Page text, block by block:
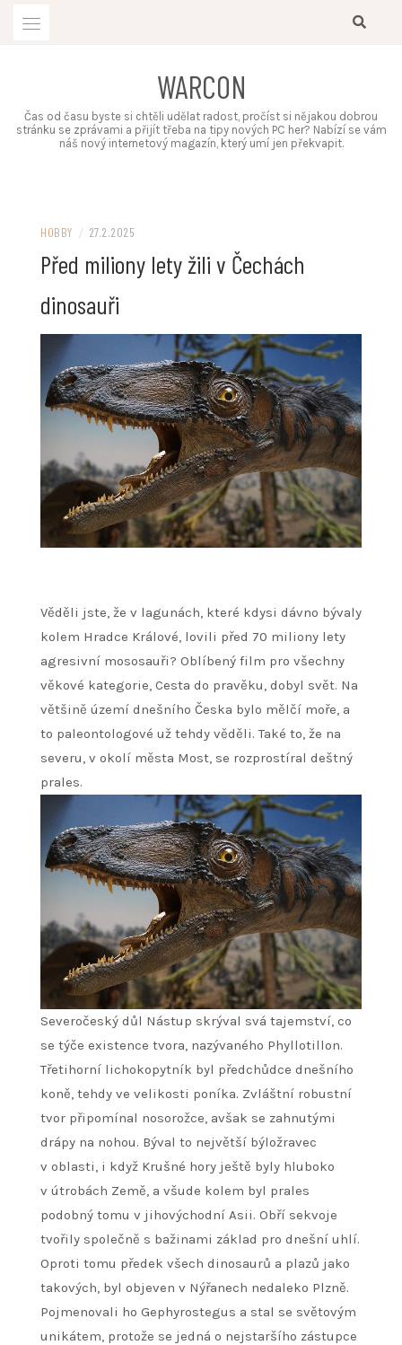
WARCON
Čas od času byste si chtěli udělat radost, pročíst si nějakou dobrou
stránku se zprávami a přijít třeba na tipy nových PC her? Nabízí se vám
náš nový internetový magazín, který umí jen překvapit.
HOBBY / 27.2.2025
Před miliony lety žili v Čechách
dinosauři
Věděli jste, že v lagunách, které kdysi dávno bývaly
kolem Hradce Králové, lovili před 70 miliony lety
agresivní mososauři? Oblíbený film pro všechny
věkové kategorie, Cesta do pravěku, dobyl svět. Na
většině území dnešního Česka bylo mělčí moře, a
to paleontologové už tehdy věděli. Také to, že na
severu, v okolí města Most, se rozprostíral deštný
prales.
Severočeský důl Nástup skrýval svá tajemství, co
se týče existence tvora, nazývaného Phyllotillon.
Třetihorní lichokopytník byl předchůdce dnešního
koně, tehdy ve velikosti poníka. Zvláštní robustní
tvor připomínal nosorožce, avšak se zahnutými
drápy na nohou. Býval to největší býložravec
v oblasti, i když Krušné hory ještě byly hluboko
v útrobách Země, a všude kolem byl prales
podobný tomu v jihovýchodní Asii. Obří sekvoje
tvořily společně s bažinami základ pro dnešní uhlí.
Oproti tomu předek všech dinosaurů a plazů jako
takových, byl objeven v Nýřanech nedaleko Plzně.
Pojmenovali ho Gephyrostegus a stal se světovým
unikátem, protože se jedná o nejstaršího zástupce